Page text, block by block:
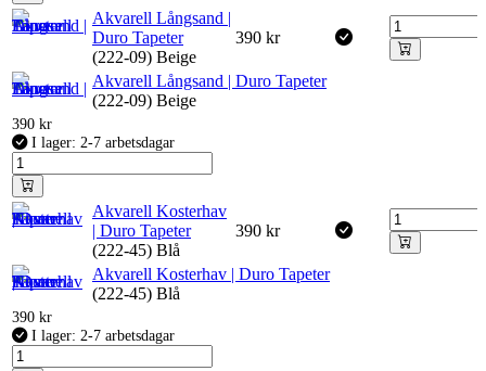
Akvarell Långsand |
Duro Tapeter
(222-09) Beige
390 kr
Akvarell Långsand | Duro Tapeter
(222-09) Beige
390 kr
I lager: 2-7 arbetsdagar
Akvarell Kosterhav
| Duro Tapeter
(222-45) Blå
390 kr
Akvarell Kosterhav | Duro Tapeter
(222-45) Blå
390 kr
I lager: 2-7 arbetsdagar